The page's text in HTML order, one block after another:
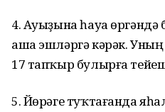
4. Ауыҙына һауа
аша эшләргә кәрәк.
17 тапҡыр булырға
5. Йөрәге туҡтағанда